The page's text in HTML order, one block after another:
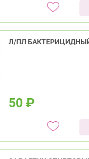
Л/ПЛ
50 ₽